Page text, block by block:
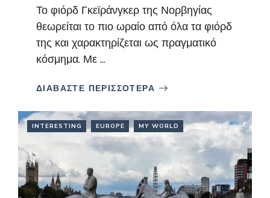
Το φιόρδ Γκεϊράνγκερ της Νορβηγίας
θεωρείται το πιο ωραίο από όλα τα φιόρδ
της και χαρακτηρίζεται ως πραγματικό
κόσμημα. Με ...
ΔΙΑΒΑΣΤΕ ΠΕΡΙΣΣΟΤΕΡΑ
INTERESTING EUROPE MY WORLD